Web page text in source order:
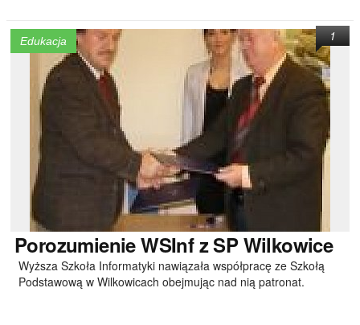
Edukacja
PorozumienieWSInf z SP Wilkowice
Wyższa Szkoła Informatyki nawiązała współpracę ze Szkołą
Podstawową w Wilkowicach obejmując nad nią patronat.
1